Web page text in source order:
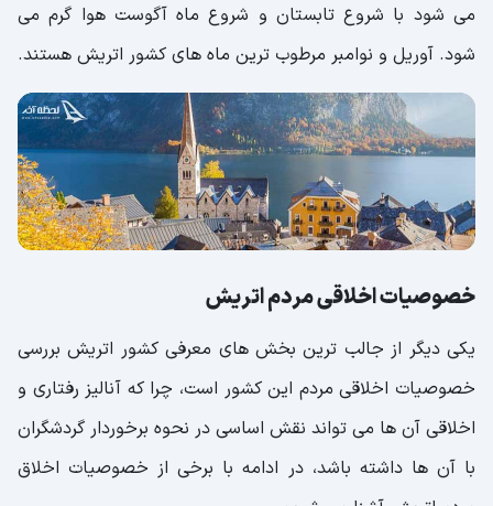
می شود با شروع تابستان و شروع ماه آگوست هوا گرم می
شود. آوریل و نوامبر مرطوب ترین ماه های کشور اتریش هستند.
خصوصیات اخلاقی مردم اتریش
یکی دیگر از جالب ترین بخش های معرفی کشور اتریش بررسی
خصوصیات اخلاقی مردم این کشور است، چرا که آنالیز رفتاری و
اخلاقی آن ها می تواند نقش اساسی در نحوه برخوردار گردشگران
با آن ها داشته باشد، در ادامه با برخی از خصوصیات اخلاق